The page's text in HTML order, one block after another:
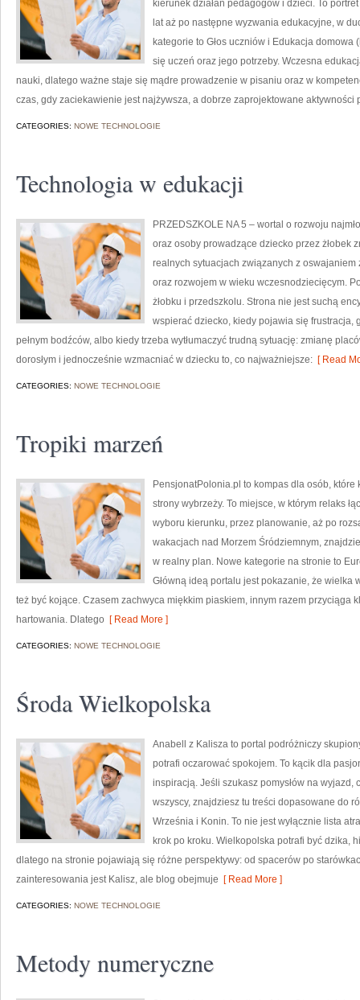
kierunek działań pedagogów i dzieci. To
lat aż po następne wyzwania edukacyjne, w
kategorie to Głos uczniów i Edukacja
się uczeń oraz jego potrzeby. Wczesna
nauki, dlatego ważne staje się mądre prowadzenie w pisaniu oraz w
czas, gdy zaciekawienie jest najżywsza, a dobrze zaprojektowane aktywności
CATEGORIES: NOWE TECHNOLOGIE
Technologia w edukacji
PRZEDSZKOLE NA 5 – wortal o rozwoju
oraz osoby prowadzące dziecko przez żłobek
realnych sytuacjach związanych z
oraz rozwojem w wieku wczesnodziecięcym.
żłobku i przedszkolu. Strona nie jest suchą
wspierać dziecko, kiedy pojawia się
pełnym bodźców, albo kiedy trzeba wytłumaczyć trudną sytuację: zmianę
dorosłym i jednocześnie wzmacniać w dziecku to, co najważniejsze: [ Read
CATEGORIES: NOWE TECHNOLOGIE
Tropiki marzeń
PensjonatPolonia.pl to kompas dla osób,
strony wybrzeży. To miejsce, w którym relaks
wyboru kierunku, przez planowanie, aż po
wakacjach nad Morzem Śródziemnym,
w realny plan. Nowe kategorie na stronie to
Główną ideą portalu jest pokazanie, że wielka
też być kojące. Czasem zachwyca miękkim piaskiem, innym razem przyciąga
hartowania. Dlatego [ Read More ]
CATEGORIES: NOWE TECHNOLOGIE
Środa Wielkopolska
Anabell z Kalisza to portal podróżniczy
potrafi oczarować spokojem. To kącik dla
inspiracją. Jeśli szukasz pomysłów na
wszyscy, znajdziesz tu treści dopasowane do
Września i Konin. To nie jest wyłącznie lista
krok po kroku. Wielkopolska potrafi być dzika,
dlatego na stronie pojawiają się różne perspektywy: od spacerów po
zainteresowania jest Kalisz, ale blog obejmuje [ Read More ]
CATEGORIES: NOWE TECHNOLOGIE
Metody numeryczne